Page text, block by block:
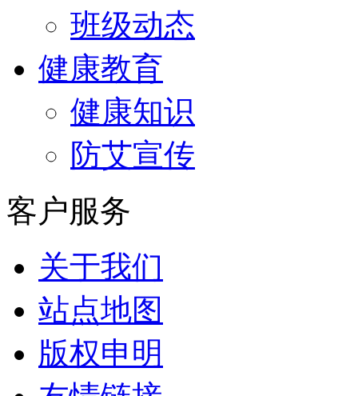
班级动态
健康教育
健康知识
防艾宣传
客户服务
关于我们
站点地图
版权申明